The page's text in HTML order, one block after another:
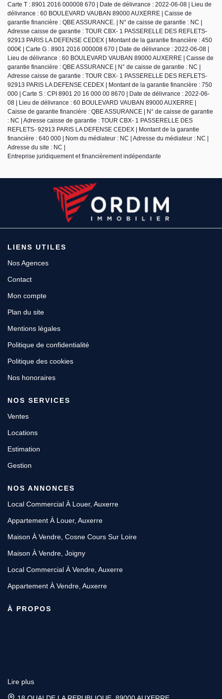
Carte T : 8901 2016 000008 670 | Date de délivrance : 2022-06-08 | Lieu de
délivrance : 60 BOULEVARD VAUBAN 89000 AUXERRE | Caisse de
garantie financière : QBE ASSURANCE. | N° de caisse de garantie : NC |
Adresse caisse de garantie : TOUR CBX- 1 PASSERELLE DES REFLETS-
92913 PARIS LA DEFENSE CEDEX | Montant de la garantie financière : 450
000€ | Carte G : 8901 2016 000008 670 | Date de délivrance : 2022-06-08 |
Lieu de délivrance : 60 BOULEVARD VAUBAN 89000 AUXERRE | Caisse de
garantie financière : QBE ASSURANCE | N° de caisse de garantie : NC |
Adresse caisse de garantie : TOUR CBX- 1 PASSERELLE DES REFLETS-
92913 PARIS LA DEFENSE CEDEX | Montant de la garantie financière : 750
000 | Carte S : CPI 8901 20 16 000 00 8670 | Date de délivrance : 2022-06-
08 | Lieu de délivrance : 60 BOULEVARD VAUBAN 89000 AUXERRE |
Caisse de garantie financière : QBE ASSURANCE | N° de caisse de garantie
: NC | Adresse caisse de garantie : TOUR CBX- 1 PASSERELLE DES
REFLETS- 92913 PARIS LA DEFENSE CEDEX | Montant de la garantie
financière : 640 000 | Nom du médiateur : NC | Adresse du médiateur : NC |
Adresse du site : NC |
Entreprise juridiquement et financièrement indépendante
LIENS UTILES
Nos Agences
Contact
Mon compte
Plan du site
Mentions légales
Politique de confidentialité
Politique des cookies
Nos honoraires
NOS SERVICES
Ventes
Locations
Estimation
Gestion
NOS ANNONCES
Local Commercial À Louer, Auxerre
Appartement À Louer, Auxerre
Maison À Vendre, Cosne Cours Sur Loire
Maison À Vendre, Joigny
Local Commercial À Vendre, Auxerre
Appartement À Vendre, Auxerre
À PROPOS
Lire plus